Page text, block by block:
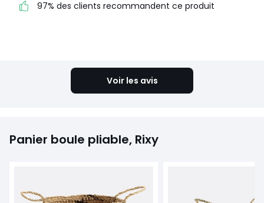
recommandent ce produit
97% des clients recommandent ce produit
Voir les avis
Panier boule pliable, Rixy